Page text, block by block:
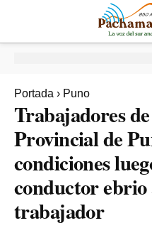
Portada › Puno
Trabajadores
Provincial de
condiciones
conductor
trabajador